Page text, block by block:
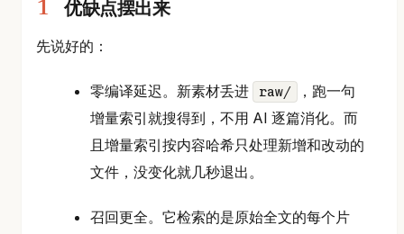
优缺点摆出来
先说好的：
零编译延迟。新素材丢进 raw/
，跑一句
增量索引就搜得到，不用 AI 逐篇消化。而
且增量索引按内容哈希只处理新增和改动的
文件，没变化就几秒退出。
召回更全。它检索的是原始全文的每个片